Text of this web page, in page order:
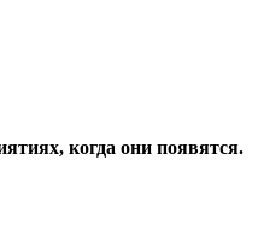
когда они появятся.